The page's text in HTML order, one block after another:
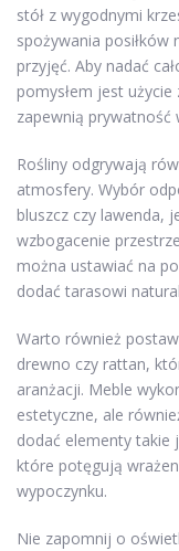
stół z wygodnymi
spożywania
przyjęć. Aby nadać
pomysłem jest użycie
zapewnią prywatność
Rośliny odgrywają
atmosfery. Wybór
bluszcz czy lawenda,
wzbogacenie
można ustawiać na
dodać tarasowi
Warto również
drewno czy rattan,
aranżacji. Meble
estetyczne, ale
dodać elementy takie
które potęgują
wypoczynku.
Nie zapomnij o